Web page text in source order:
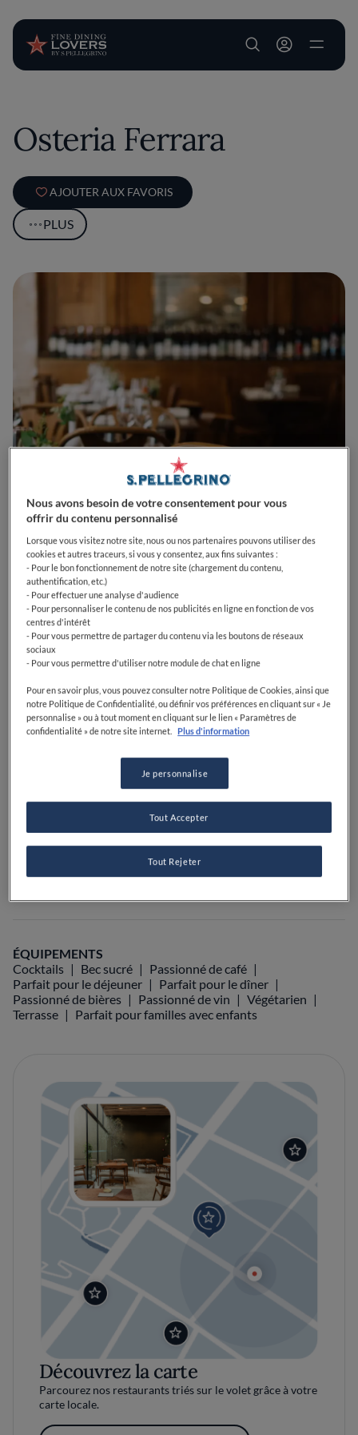
User account
Osteria Ferrara
AJOUTER AUX FAVORIS
PLUS
0 0 0 0 0
7 Rue du Dahomey 75011ParisFrance
VOIR HORAIRES D'OUVERTURE
VOIR SUR LA CARTE +33 1 43 71 67 69
Guide Michelin
ÉQUIPEMENTS
Cocktails
Bec sucré
Passionné de café
Parfait pour le déjeuner
Parfait pour le dîner
Passionné de bières
Passionné de vin
Végétarien
Terrasse
Parfait pour familles avec enfants
Découvrez la carte
Parcourez nos restaurants triés sur le volet grâce à votre
carte locale.
Nous avons besoin de votre consentement pour vous
offrir du contenu personnalisé
Lorsque vous visitez notre site, nous ou nos partenaires pouvons utiliser des
cookies et autres traceurs, si vous y consentez, aux fins suivantes :
- Pour le bon fonctionnement de notre site (chargement du contenu,
authentification, etc.)
- Pour effectuer une analyse d'audience
- Pour personnaliser le contenu de nos publicités en ligne en fonction de vos
centres d'intérêt
- Pour vous permettre de partager du contenu via les boutons de réseaux
sociaux
- Pour vous permettre d'utiliser notre module de chat en ligne
Pour en savoir plus, vous pouvez consulter notre Politique de Cookies, ainsi que
notre Politique de Confidentialité, ou définir vos préférences en cliquant sur « Je
personnalise » ou à tout moment en cliquant sur le lien « Paramètres de
confidentialité » de notre site internet.
Plus d'information
Je personnalise
Tout Rejeter
Tout Accepter